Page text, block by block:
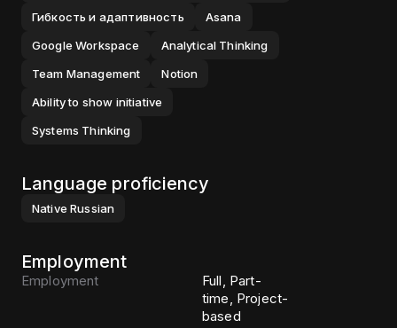
Гибкость и адаптивность
Asana
Google Workspace
Analytical Thinking
Team Management
Notion
Ability to show initiative
Systems Thinking
Language proficiency
Native Russian
Employment
Employment
Full, Part-
time, Project-
based